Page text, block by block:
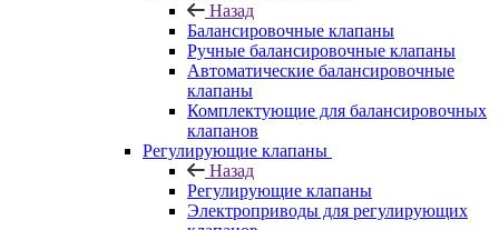
Назад
Балансировочные клапаны
Ручные балансировочные клапаны
Автоматические балансировочные
клапаны
Комплектующие для балансировочных
клапанов
Регулирующие клапаны
Назад
Регулирующие клапаны
Электроприводы для регулирующих